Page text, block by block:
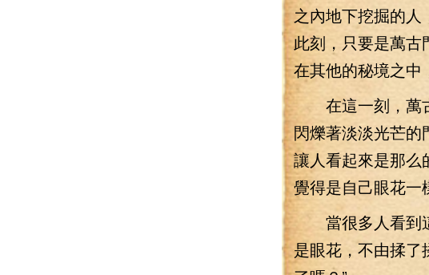
之內地下挖掘的
此刻，只要是萬古
在其他的秘境之中
在這一刻，萬古
閃爍著淡淡光芒的
讓人看起來是那么
覺得是自己眼花一
當很多人看到這
是眼花，不由揉了